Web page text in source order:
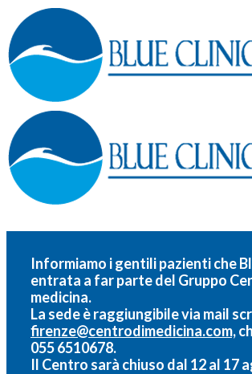
Informiamo i gentili pazienti che
entrata a far parte del Gruppo
medicina.
La sede è raggiungibile via mail
firenze@centrodimedicina.com,
055 6510678.
Il Centro sarà chiuso dal 12 al 17